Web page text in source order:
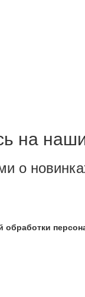
на
о
обработки